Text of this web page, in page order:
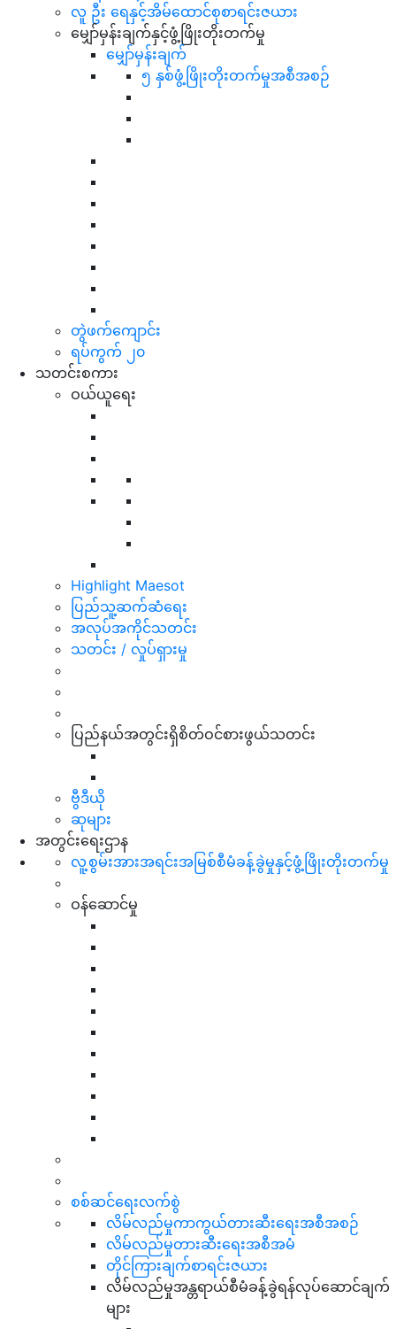
လူ ဦး ရေနှင့်အိမ်ထောင်စုစာရင်းဇယား
မျှော်မှန်းချက်နှင့်ဖွံ့ဖြိုးတိုးတက်မှု
မျှော်မှန်းချက်
၅ နှစ်ဖွံ့ဖြိုးတိုးတက်မှုအစီအစဉ်
တွဲဖက်ကျောင်း
ရပ်ကွက် ၂၀
သတင်းစကား
ဝယ်ယူရေး
Highlight Maesot
ပြည်သူ့ဆက်ဆံရေး
အလုပ်အကိုင်သတင်း
သတင်း / လှုပ်ရှားမှု
ပြည်နယ်အတွင်းရှိစိတ်ဝင်စားဖွယ်သတင်း
ဗွီဒီယို
ဆုများ
အတွင်းရေးဌာန
လူ့စွမ်းအားအရင်းအမြစ်စီမံခန့်ခွဲမှုနှင့်ဖွံ့ဖြိုးတိုးတက်မှု
ဝန်ဆောင်မှု
စစ်ဆင်ရေးလက်စွဲ
လိမ်လည်မှုကာကွယ်တားဆီးရေးအစီအစဉ်
လိမ်လည်မှုတားဆီးရေးအစီအမံ
တိုင်ကြားချက်စာရင်းဇယား
လိမ်လည်မှုအန္တရာယ်စီမံခန့်ခွဲရန်လုပ်ဆောင်ချက်
များ